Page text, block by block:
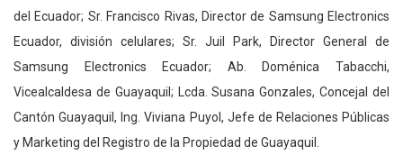
del Ecuador; Sr. Francisco Rivas, Director de Samsung Electronics
Ecuador, división celulares; Sr. Juil Park, Director General de
Samsung Electronics Ecuador; Ab. Doménica Tabacchi,
Vicealcaldesa de Guayaquil; Lcda. Susana Gonzales, Concejal del
Cantón Guayaquil, Ing. Viviana Puyol, Jefe de Relaciones Públicas
y Marketing del Registro de la Propiedad de Guayaquil.